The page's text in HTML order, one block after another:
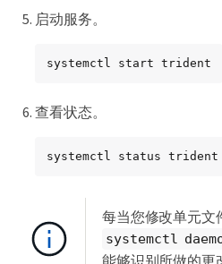
启动服务。
systemctl start trident
查看状态。
systemctl status trident
每当您修改单元文
systemctl